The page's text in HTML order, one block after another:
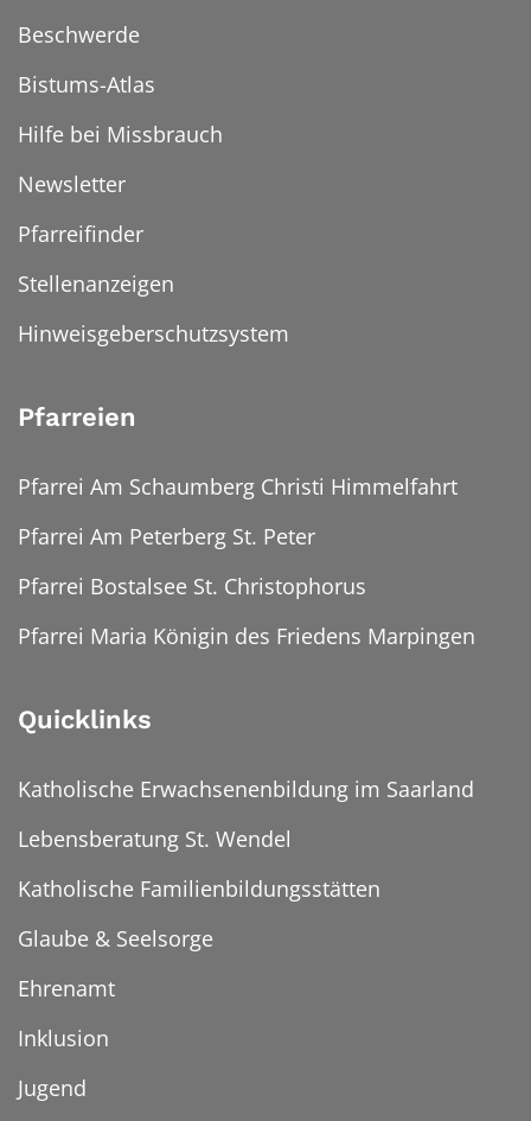
Beschwerde
Bistums-Atlas
Hilfe bei Missbrauch
Newsletter
Pfarreifinder
Stellenanzeigen
Hinweisgeberschutzsystem
Pfarreien
Pfarrei Am Schaumberg Christi Himmelfahrt
Pfarrei Am Peterberg St. Peter
Pfarrei Bostalsee St. Christophorus
Pfarrei Maria Königin des Friedens Marpingen
Quicklinks
Katholische Erwachsenenbildung im Saarland
Lebensberatung St. Wendel
Katholische Familienbildungsstätten
Glaube & Seelsorge
Ehrenamt
Inklusion
Jugend